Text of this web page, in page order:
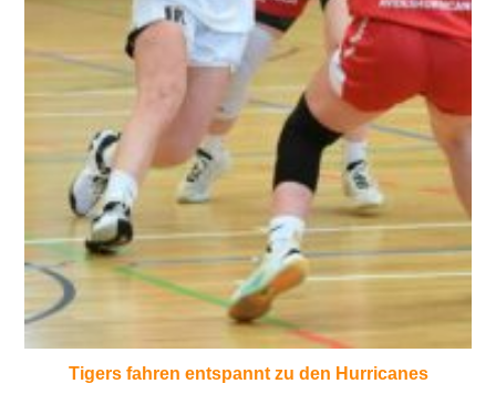
Tigers fahren entspannt zu den Hurricanes